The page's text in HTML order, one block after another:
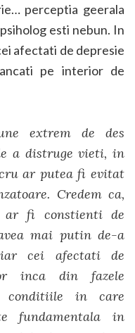
perceptia geerala
esti nebun. In
afectati de depresie
pe interior de
extrem de des
a distruge vieti, in
ar putea fi evitat
Credem ca,
ar fi constienti de
mai putin de-a
cei afectati de
inca din fazele
in care
fundamentala in